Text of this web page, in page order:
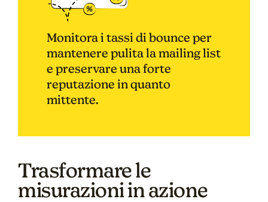
Monitora i tassi di bounce per
mantenere pulita la mailing list
e preservare una forte
reputazione in quanto
mittente.
Trasformare le
misurazioni in azione